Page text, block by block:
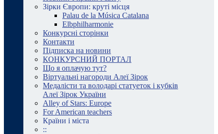
Зірки Європи: круті місця
Palau de la Música Catalana
Elbphilharmonie
Конкурсні сторінки
Контакти
Підписка на новини
КОНКУРСНИЙ ПОРТАЛ
Що я оплачую тут?
Віртуальні нагороди Алеї Зірок
Медалісти та володарі статуеток і кубків
Алеї Зірок України
Alley of Stars: Europe
For American teachers
Країни і міста
::